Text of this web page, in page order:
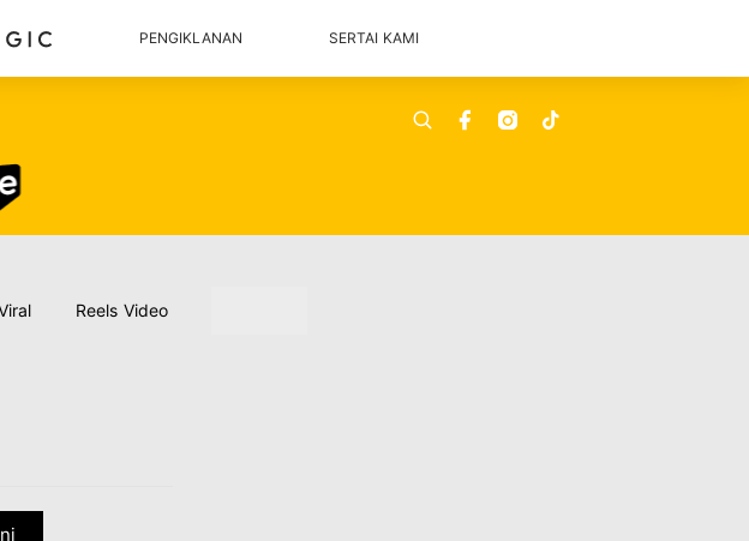
PENGIKLANAN SERTAI KAMI
Reels Video